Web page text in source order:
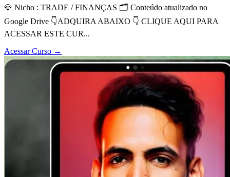
💎 Nicho : TRADE / FINANÇAS 🗂 Conteúdo atualizado no
Google Drive 👇ADQUIRA ABAIXO 👇 CLIQUE AQUI PARA
ACESSAR ESTE CUR...
Acessar Curso →